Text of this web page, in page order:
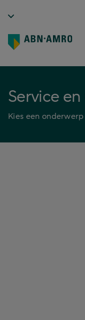
Service
Kies een onderwerp